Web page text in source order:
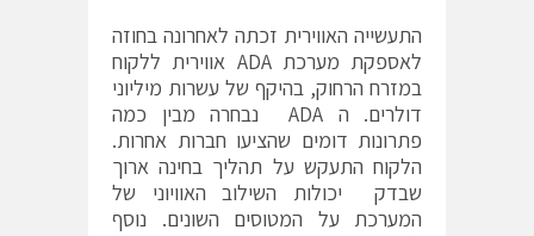
התעשייה האווירית זכתה לאחרונה בחוזה
לאספקת מערכת ADA אווירית ללקוח
במזרח הרחוק, בהיקף של עשרות מיליוני
דולרים. ה ADA נבחרה מבין כמה
פתרונות דומים שהציעו חברות אחרות.
הלקוח התעקש על תהליך בחינה ארוך
שבדק יכולות השילוב האוויוני של
המערכת על המטוסים השונים. נוסף